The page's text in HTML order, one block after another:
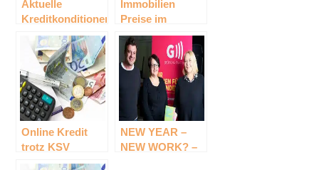
Aktuelle
Kreditkonditionen
in Österreich
Immobilien
Preise im
europäischen
Vergleich – wo
steht
Österreich?
Online Kredit
trotz KSV
Eintrag in
NEW YEAR –
NEW WORK? –